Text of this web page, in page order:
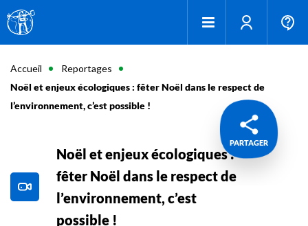
Accueil
Reportages
Noël et enjeux écologiques : fêter Noël dans le respect de
l’environnement, c’est possible !
PARTAGER
Noël et enjeux écologiques :
fêter Noël dans le respect de
l’environnement, c’est
possible !